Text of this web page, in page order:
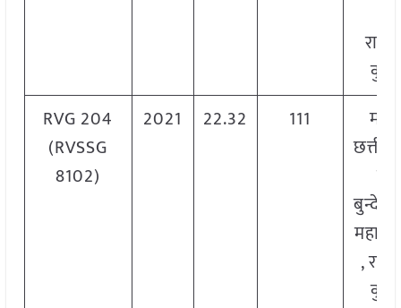
कुछ
RVG 204
(RVSSG
8102)
2021 22.32 111
,
कुछ